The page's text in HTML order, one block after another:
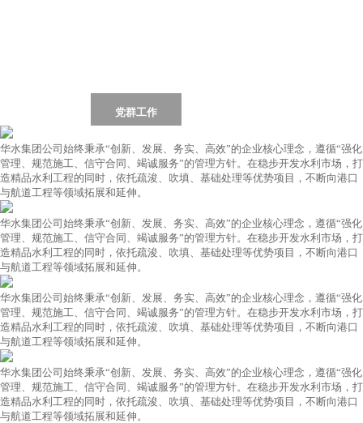
党群工作
华水集团公司始终秉承“创新、发展、务实、高效”的企业核心理念，遵循“强化
管理、规范施工、信守合同、竭诚服务”的管理方针。在稳步开发水利市场，打
造精品水利工程的同时，依托疏浚、吹填、基础处理等优势项目，不断向港口
与航道工程等领域拓展和延伸。
华水集团公司始终秉承“创新、发展、务实、高效”的企业核心理念，遵循“强化
管理、规范施工、信守合同、竭诚服务”的管理方针。在稳步开发水利市场，打
造精品水利工程的同时，依托疏浚、吹填、基础处理等优势项目，不断向港口
与航道工程等领域拓展和延伸。
华水集团公司始终秉承“创新、发展、务实、高效”的企业核心理念，遵循“强化
管理、规范施工、信守合同、竭诚服务”的管理方针。在稳步开发水利市场，打
造精品水利工程的同时，依托疏浚、吹填、基础处理等优势项目，不断向港口
与航道工程等领域拓展和延伸。
华水集团公司始终秉承“创新、发展、务实、高效”的企业核心理念，遵循“强化
管理、规范施工、信守合同、竭诚服务”的管理方针。在稳步开发水利市场，打
造精品水利工程的同时，依托疏浚、吹填、基础处理等优势项目，不断向港口
与航道工程等领域拓展和延伸。